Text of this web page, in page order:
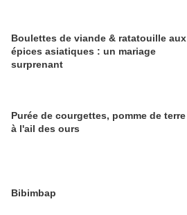
Boulettes de viande & ratatouille aux
épices asiatiques : un mariage
surprenant
Purée de courgettes, pomme de terre
à l'ail des ours
Bibimbap